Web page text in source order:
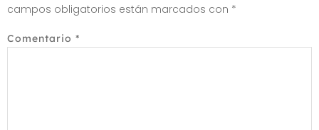
campos obligatorios están marcados con *
Comentario *